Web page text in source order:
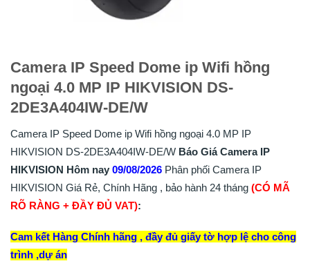
Camera IP Speed Dome ip Wifi hồng
ngoại 4.0 MP IP HIKVISION DS-
2DE3A404IW-DE/W
Camera IP Speed Dome ip Wifi hồng ngoại 4.0 MP IP
HIKVISION DS-2DE3A404IW-DE/W Báo Giá Camera IP
HIKVISION Hôm nay 09/08/2026 Phân phối Camera IP
HIKVISION Giá Rẻ, Chính Hãng , bảo hành 24 tháng (CÓ MÃ
RÕ RÀNG + ĐẦY ĐỦ VAT):
Cam kết Hàng Chính hãng , đầy đủ giấy tờ hợp lệ cho công
trình ,dự án